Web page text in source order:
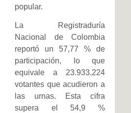
popular.
La Registraduría
Nacional de Colombia
reportó un 57,77 % de
participación, lo que
equivale a 23.933.224
votantes que acudieron a
las urnas. Esta cifra
supera el 54,9 %